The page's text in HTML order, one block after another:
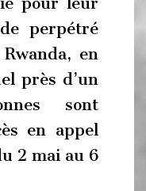
perpétré
en
près d’un
sont
en appel
2 mai au 6